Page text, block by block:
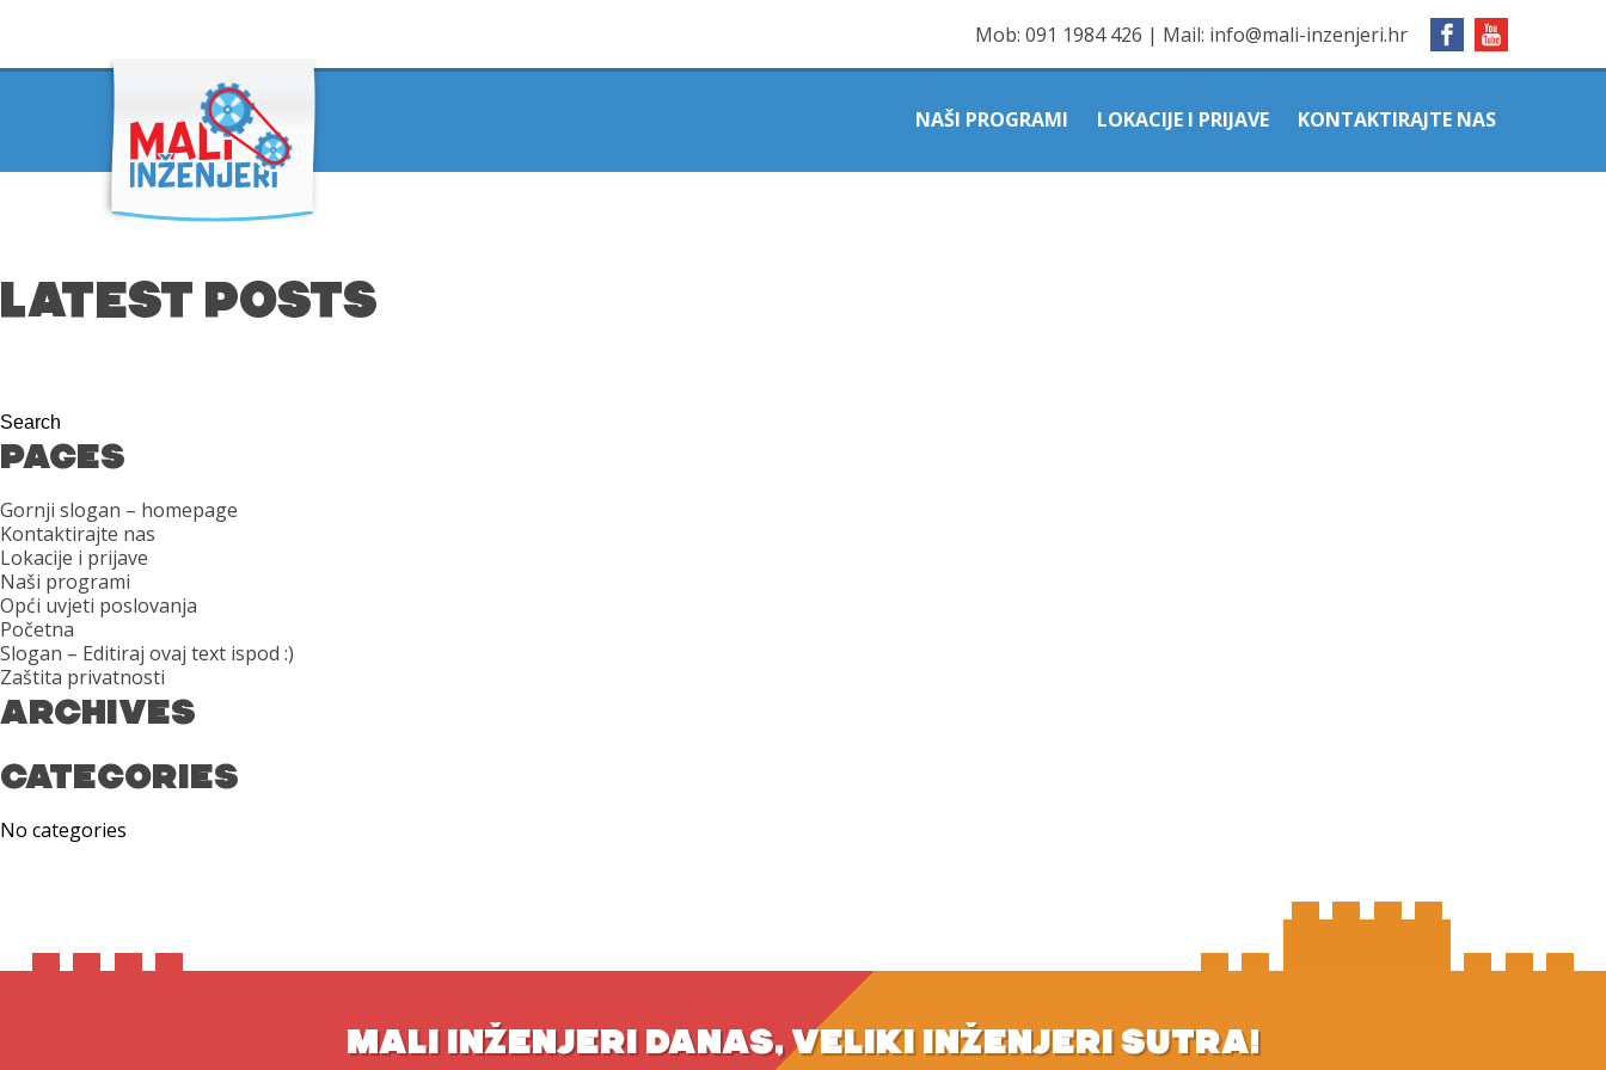
Mob: 091 1984 426 | Mail: info@mali-inzenjeri.hr
NAŠI PROGRAMI LOKACIJE I PRIJAVE KONTAKTIRAJTE NAS
LATEST POSTS
PAGES
Gornji slogan – homepage
Kontaktirajte nas
Lokacije i prijave
Naši programi
Opći uvjeti poslovanja
Početna
Slogan – Editiraj ovaj text ispod :)
Zaštita privatnosti
ARCHIVES
CATEGORIES
No categories
MALI INŽENJERI DANAS, VELIKI INŽENJERI SUTRA!